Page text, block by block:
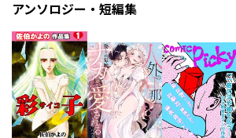
アンソロジー・短編集